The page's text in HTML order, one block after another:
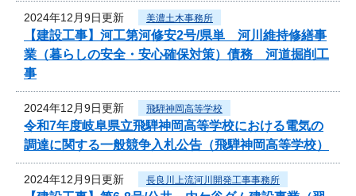
2024年12月9日更新 美濃土木事務所
【建設工事】河工第河修安2号/県単 河川維持修繕事
業（暮らしの安全・安心確保対策）債務 河道掘削工
事
2024年12月9日更新 飛騨神岡高等学校
令和7年度岐阜県立飛騨神岡高等学校における電気の
調達に関する一般競争入札公告（飛騨神岡高等学校）
2024年12月9日更新 長良川上流河川開発工事事務所